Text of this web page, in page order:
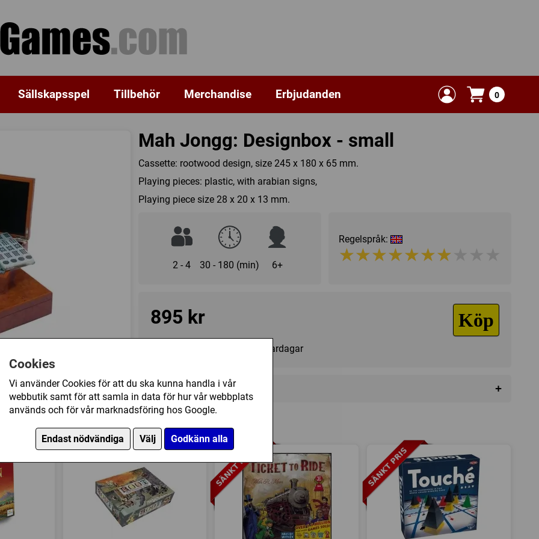
Cookies
Vi använder Cookies för att du ska kunna handla i vår
webbutik samt för att samla in data för hur vår webbplats
används och för vår marknadsföring hos Google.
Endast nödvändiga Välj Godkänn alla
Sällskapsspel Tillbehör Merchandise Erbjudanden 0
Mah Jongg: Designbox - small
Cassette: rootwood design, size 245 x 180 x 65 mm.
Playing pieces: plastic, with arabian signs,
Playing piece size 28 x 20 x 13 mm.
2 - 4 30 - 180 (min) 6+
Regelspråk:
★★★★★★★★★★
★★★★★★★★★★
895 kr Köp
Ej i lager, leveranstid 10-14 vardagar
Övrig information +
Speltyp: Strategispel
Serie: Mah Jongg
Kategori: Abstrakt strategi
Tillverkare: Philos Spiele
Länkar:
Tillverkarens hemsida
Försälj. rank:
2036/18139